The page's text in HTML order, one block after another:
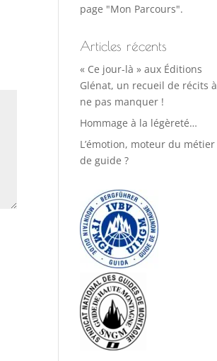
page "Mon Parcours".
Articles récents
« Ce jour-là » aux Éditions
Glénat, un recueil de récits à
ne pas manquer !
Hommage à la légèreté…
L’émotion, moteur du métier
de guide ?